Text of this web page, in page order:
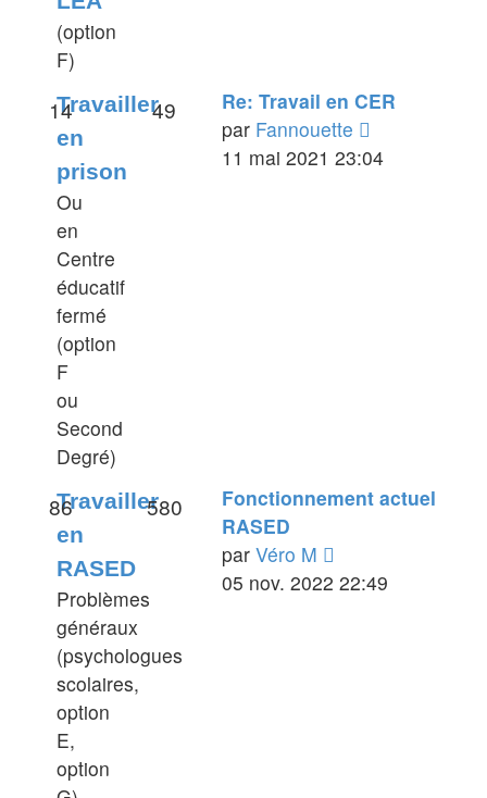
(option
F)
Travailler
en
prison
Ou
en
Centre
éducatif
fermé
(option
F
ou
Second
Degré)
14 49
Re: Travail en CER
par Fannouette
le
11 mai 2021 23:04
Travailler
en
RASED
Problèmes
généraux
(psychologues
scolaires,
option
E,
option
86 580
Fonctionnement actuel
RASED
par Véro M
le
05 nov. 2022 22:49